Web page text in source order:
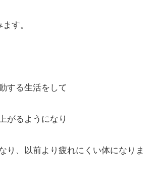
す。
する生活をして
がるようになり
り、以前より疲れにくい体になりま